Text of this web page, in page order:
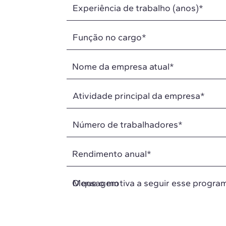
Nome da empresa atual*
Rendimento anual*
O que o motiva a seguir esse